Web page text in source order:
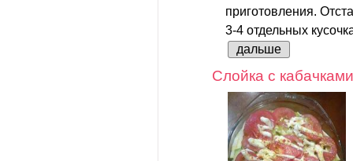
приготовления.
3-4 отдельных
дальше
Слойка с кабачками